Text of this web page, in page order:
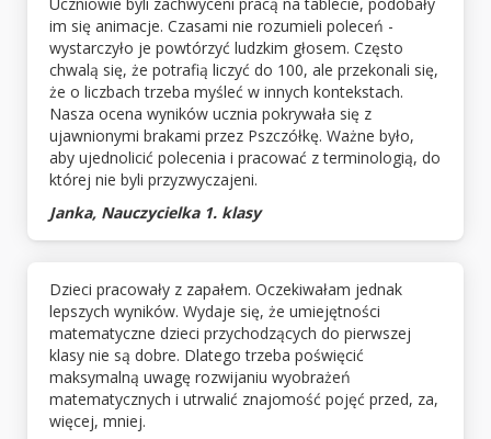
im się animacje. Czasami nie rozumieli poleceń -
wystarczyło je powtórzyć ludzkim głosem. Często
chwalą się, że potrafią liczyć do 100, ale przekonali się,
że o liczbach trzeba myśleć w innych kontekstach.
Nasza ocena wyników ucznia pokrywała się z
ujawnionymi brakami przez Pszczółkę. Ważne było,
aby ujednolicić polecenia i pracować z terminologią, do
której nie byli przyzwyczajeni.
Janka, Nauczycielka 1. klasy
Dzieci pracowały z zapałem. Oczekiwałam jednak
lepszych wyników. Wydaje się, że umiejętności
matematyczne dzieci przychodzących do pierwszej
klasy nie są dobre. Dlatego trzeba poświęcić
maksymalną uwagę rozwijaniu wyobrażeń
matematycznych i utrwalić znajomość pojęć przed, za,
więcej, mniej.